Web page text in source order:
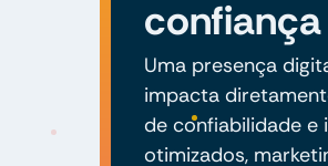
confiança
Uma presença
impacta
de confiabilidade e
otimizados,